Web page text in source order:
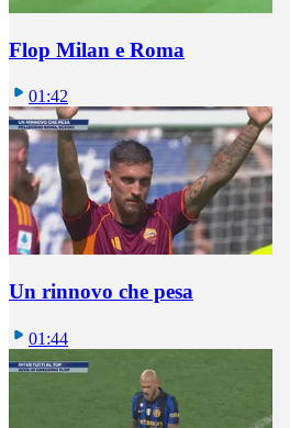
Flop Milan e Roma
01:42
Un rinnovo che pesa
01:44